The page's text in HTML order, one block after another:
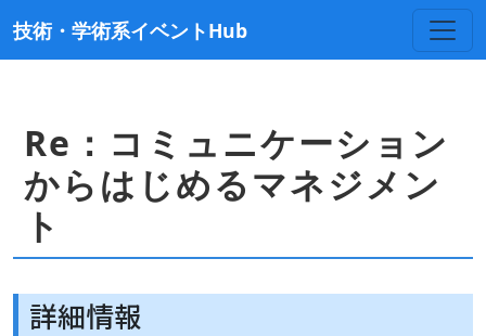
技術・学術系イベントHub
Re：コミュニケーション
からはじめるマネジメン
ト
詳細情報